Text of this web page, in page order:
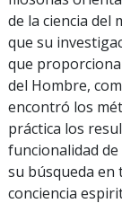
de la ciencia del
que su
que
del Hombre,
encontró los
práctica los
funcionalidad
su búsqueda en
conciencia